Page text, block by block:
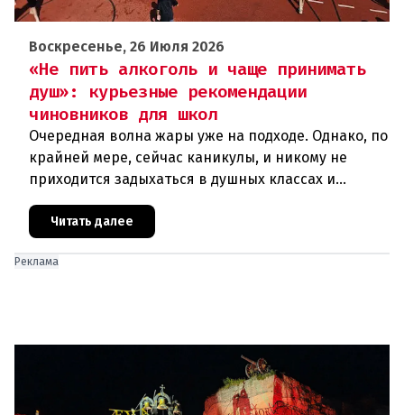
Воскресенье, 26 Июля 2026
«Не пить алкоголь и чаще принимать
душ»: курьезные рекомендации
чиновников для школ
Очередная волна жары уже на подходе. Однако, по
крайней мере, сейчас каникулы, и никому не
приходится задыхаться в душных классах и
была в конце июня, ког
Читать далее
Реклама